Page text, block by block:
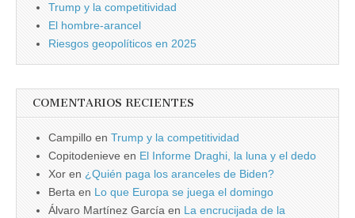
Trump y la competitividad
El hombre-arancel
Riesgos geopolíticos en 2025
COMENTARIOS RECIENTES
Campillo en Trump y la competitividad
Copitodenieve en El Informe Draghi, la luna y el dedo
Xor en ¿Quién paga los aranceles de Biden?
Berta en Lo que Europa se juega el domingo
Álvaro Martínez García en La encrucijada de la